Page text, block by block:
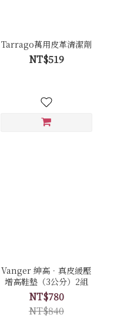
Tarrago萬用皮革清潔劑
NT$519
Vanger 紳高．真皮緩壓
增高鞋墊（3公分）2組
NT$780
NT$840